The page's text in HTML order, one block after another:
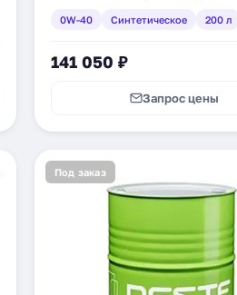
0W-40 Синтетическое 200 л
141 050 ₽
Запрос цены
Под заказ